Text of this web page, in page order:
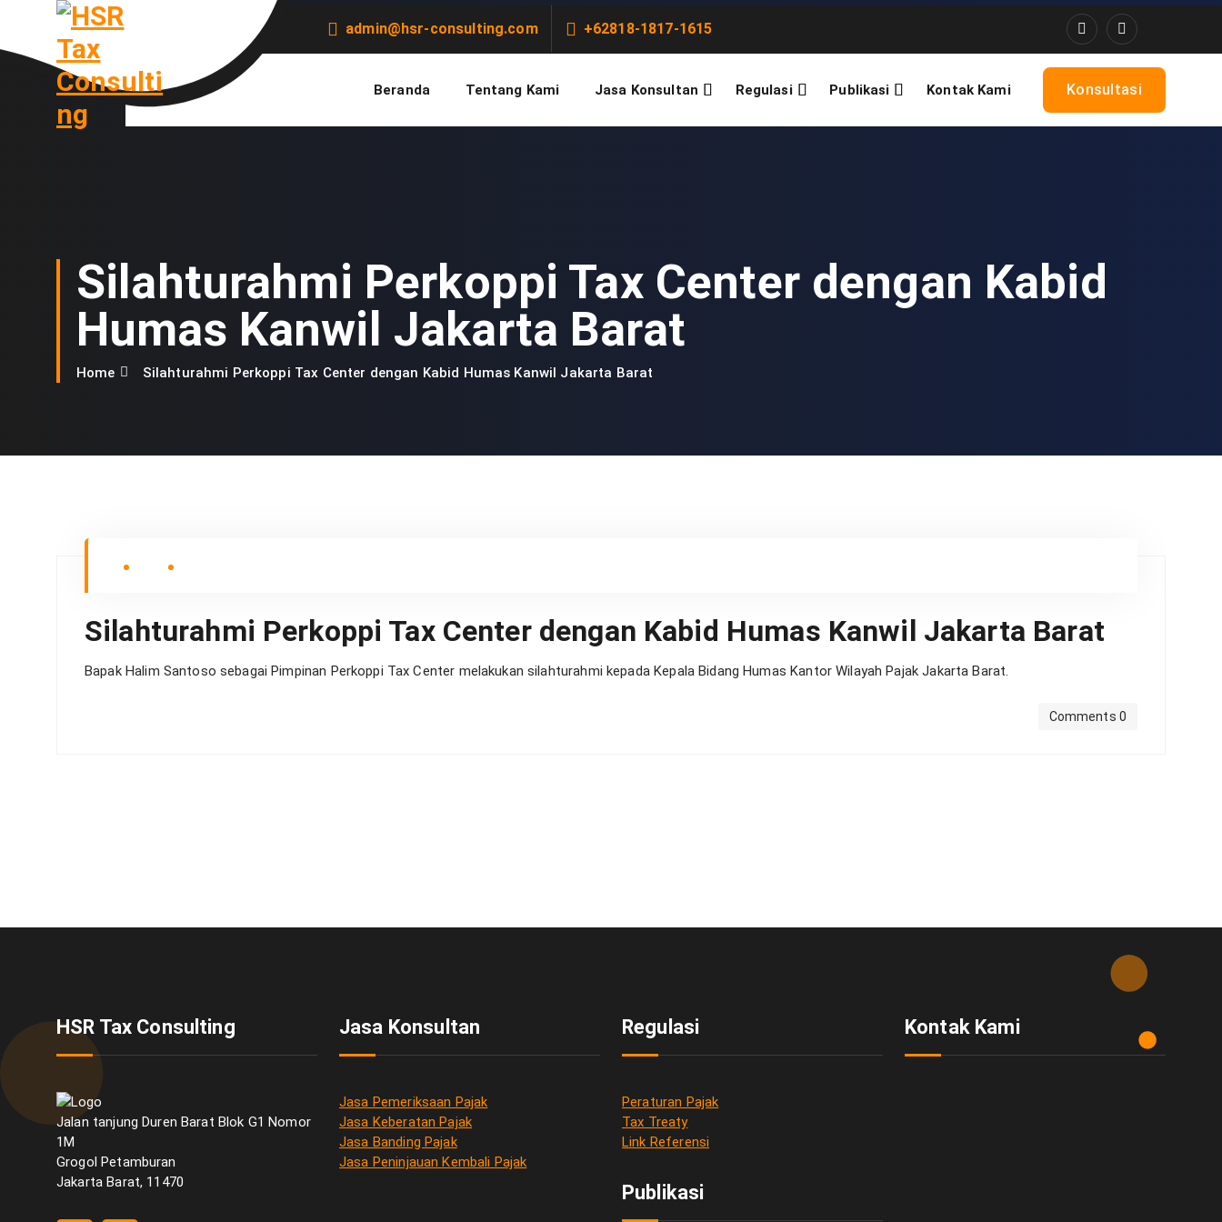
i
admin@hsr-consulting.com +62818-1817-1615
Beranda Tentang Kami Jasa Konsultan Regulasi Publikasi Kontak Kami Konsultasi
Silahturahmi Perkoppi Tax Center dengan Kabid
Humas Kanwil Jakarta Barat
Home Silahturahmi Perkoppi Tax Center dengan Kabid Humas Kanwil Jakarta Barat
Silahturahmi Perkoppi Tax Center dengan Kabid Humas Kanwil Jakarta Barat
Bapak Halim Santoso sebagai Pimpinan Perkoppi Tax Center melakukan silahturahmi kepada Kepala Bidang Humas Kantor Wilayah Pajak Jakarta Barat.
Comments 0
HSR Tax Consulting
Jalan tanjung Duren Barat Blok G1 Nomor
1M
Grogol Petamburan
Jakarta Barat, 11470
Jasa Konsultan
Jasa Pemeriksaan Pajak
Jasa Keberatan Pajak
Jasa Banding Pajak
Jasa Peninjauan Kembali Pajak
Regulasi
Peraturan Pajak
Tax Treaty
Link Referensi
Publikasi
Kontak Kami